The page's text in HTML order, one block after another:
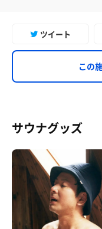
ツイート
この
サウナグッズ